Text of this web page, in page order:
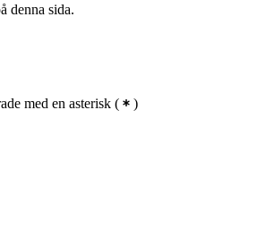
denna sida.
med en asterisk ( )